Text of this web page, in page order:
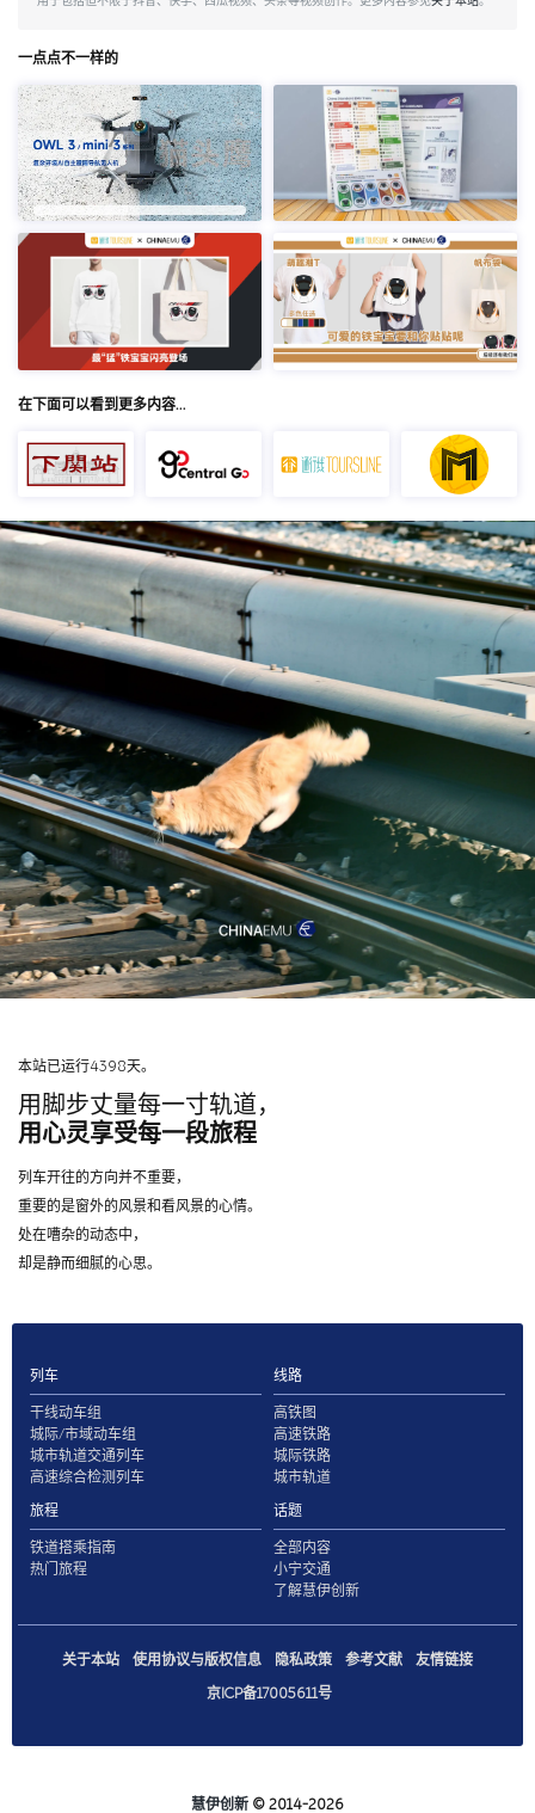
一点点不一样的
在下面可以看到更多内容…
本站已运行4398天。
用脚步丈量每一寸轨道，
用心灵享受每一段旅程
列车开往的方向并不重要，
重要的是窗外的风景和看风景的心情。
处在嘈杂的动态中，
却是静而细腻的心思。
列车
干线动车组
城际/市域动车组
城市轨道交通列车
高速综合检测列车
线路
高铁图
高速铁路
城际铁路
城市轨道
旅程
铁道搭乘指南
热门旅程
话题
全部内容
小宁交通
了解慧伊创新
关于本站 使用协议与版权信息 隐私政策 参考文献
友情链接
京ICP备17005611号
慧伊创新 © 2014-2026